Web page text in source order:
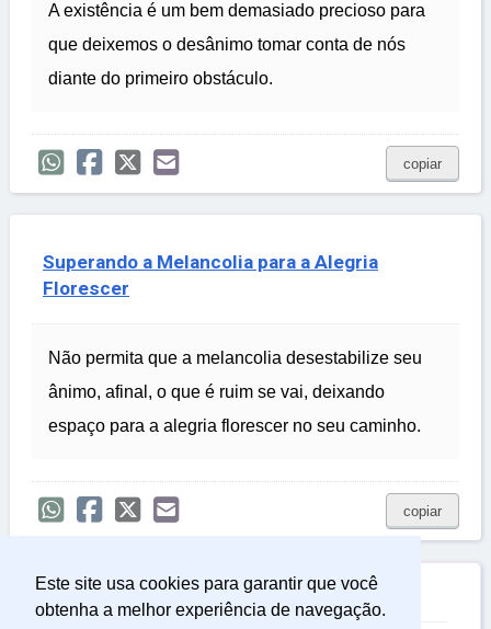
Este site usa cookies para garantir que você
obtenha a melhor experiência de navegação.
A existência é um bem demasiado precioso para
que deixemos o desânimo tomar conta de nós
diante do primeiro obstáculo.
copiar
Superando a Melancolia para a Alegria
Florescer
Não permita que a melancolia desestabilize seu
ânimo, afinal, o que é ruim se vai, deixando
espaço para a alegria florescer no seu caminho.
copiar
Relacionadas